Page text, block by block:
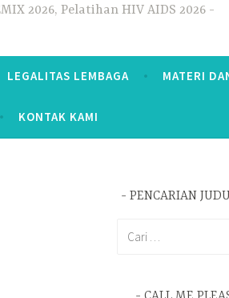
2026, Pelatihan HIV AIDS 2026
LEGALITAS LEMBAGA MATERI
KONTAK KAMI
PENCARIAN